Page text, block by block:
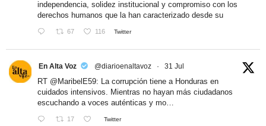
independencia, solidez institucional y compromiso con los
derechos humanos que la han caracterizado desde su
67 116 Twitter
En Alta Voz @diarioenaltavoz · 31 Jul
RT @MaribelE59: La corrupción tiene a Honduras en
cuidados intensivos. Mientras no hayan más ciudadanos
escuchando a voces auténticas y mo…
17 Twitter